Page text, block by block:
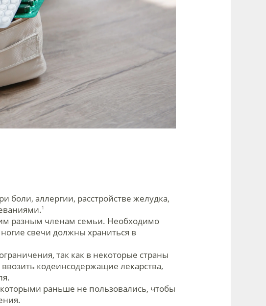
боли, аллергии, расстройстве желудка,
1
разным членам семьи. Необходимо
свечи должны храниться в
так как в некоторые страны
кодеинсодержащие лекарства,
раньше не пользовались, чтобы